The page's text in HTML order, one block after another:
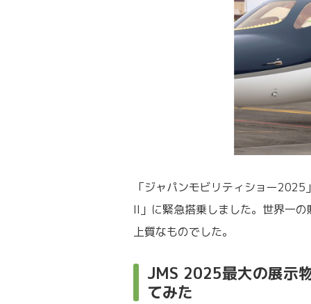
「ジャパンモビリティショー
II」に緊急搭乗しました。世界一
上質なものでした。
JMS 2025最大の展示
てみた